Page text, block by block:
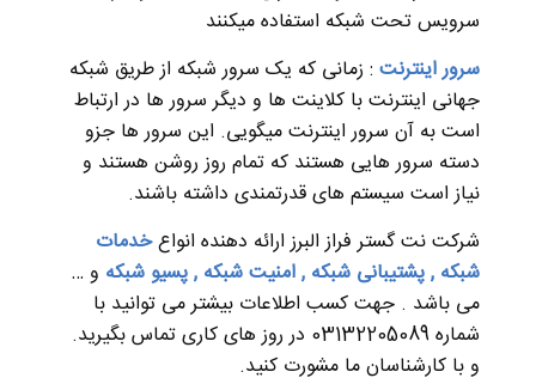
سرویس تحت شبکه استفاده میکنند
سرور اینترنت : زمانی که یک سرور شبکه از طریق شبکه
جهانی اینترنت با کلاینت ها و دیگر سرور ها در ارتباط
است به آن سرور اینترنت میگویی. این سرور ها جزو
دسته سرور هایی هستند که تمام روز روشن هستند و
نیاز است سیستم های قدرتمندی داشته باشند.
شرکت نت گستر فراز البرز ارائه دهنده انواعخدمات
شبکه ,پشتیبانی شبکه,امنیت شبکه ,پسیو شبکه و …
می باشد . جهت کسب اطلاعات بیشتر می توانید با
شماره 03132205089 در روز های کاری تماس بگیرید.
و با کارشناسان ما مشورت کنید.